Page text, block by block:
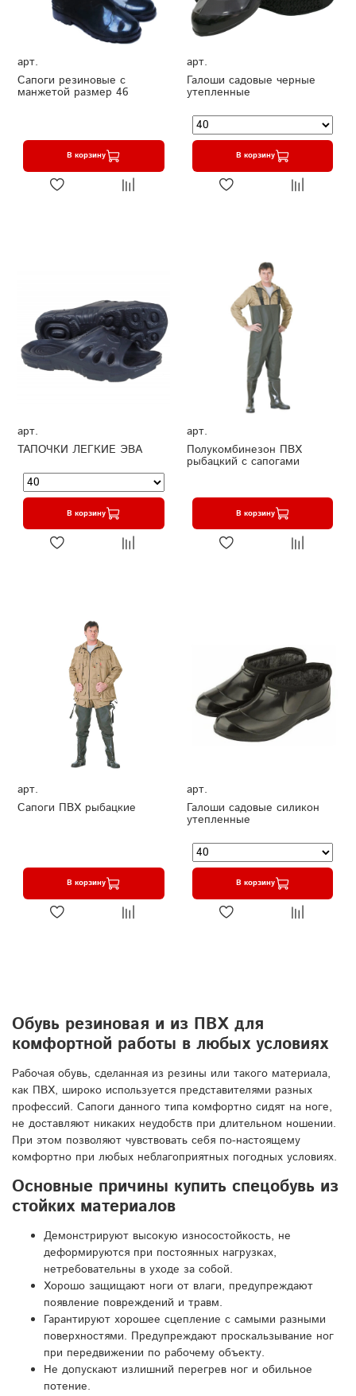
арт.
Сапоги резиновые с
манжетой размер 46
В корзину
арт.
Галоши садовые черные
утепленные
В корзину
арт.
ТАПОЧКИ ЛЕГКИЕ ЭВА
В корзину
арт.
Полукомбинезон ПВХ
рыбацкий с сапогами
В корзину
арт.
Сапоги ПВХ рыбацкие
В корзину
арт.
Галоши садовые силикон
утепленные
В корзину
Обувь резиновая и из ПВХ для
комфортной работы в любых условиях
Рабочая обувь, сделанная из резины или такого материала,
как ПВХ, широко используется представителями разных
профессий. Сапоги данного типа комфортно сидят на ноге,
не доставляют никаких неудобств при длительном ношении.
При этом позволяют чувствовать себя по-настоящему
комфортно при любых неблагоприятных погодных условиях.
Основные причины купить спецобувь из
стойких материалов
Демонстрируют высокую износостойкость, не
деформируются при постоянных нагрузках,
нетребовательны в уходе за собой.
Хорошо защищают ноги от влаги, предупреждают
появление повреждений и травм.
Гарантируют хорошее сцепление с самыми разными
поверхностями. Предупреждают проскальзывание ног
при передвижении по рабочему объекту.
Не допускают излишний перегрев ног и обильное
потение.